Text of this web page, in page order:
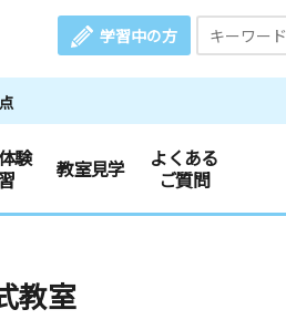
学習中の方
験
教室見学
よくある
ご質問
教室